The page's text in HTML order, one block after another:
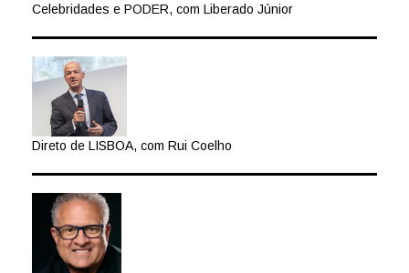
Celebridades e PODER, com Liberado Júnior
Direto de LISBOA, com Rui Coelho